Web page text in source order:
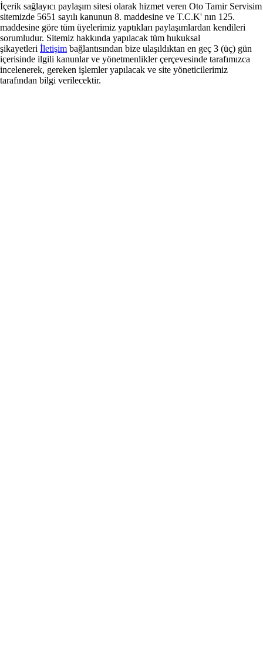
İçerik sağlayıcı paylaşım sitesi olarak hizmet veren Oto Tamir Servisim
sitemizde 5651 sayılı kanunun 8. maddesine ve T.C.K' nın 125.
maddesine göre tüm üyelerimiz yaptıkları paylaşımlardan kendileri
sorumludur. Sitemiz hakkında yapılacak tüm hukuksal
şikayetleri İletişim bağlantısından bize ulaşıldıktan en geç 3 (üç) gün
içerisinde ilgili kanunlar ve yönetmenlikler çerçevesinde tarafımızca
incelenerek, gereken işlemler yapılacak ve site yöneticilerimiz
tarafından bilgi verilecektir.